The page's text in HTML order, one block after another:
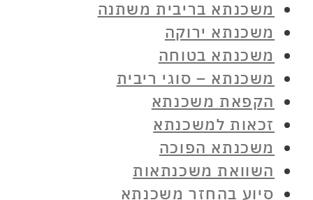
משכנתא בריבית משתנה
משכנתא ירוקה
משכנתא בטוחה
משכנתא – סוגי ריבית
הקפאת משכנתא
זכאות למשכנתא
משכנתא הפוכה
השוואת משכנתאות
סיוע בהחזר משכנתא